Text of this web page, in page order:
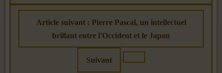
Article suivant : Pierre Pascal, un intellectuel
brillant entre l'Occident et le Japon
Suivant